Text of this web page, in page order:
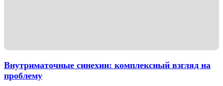
Внутриматочные синехии: комплексный взгляд на
проблему